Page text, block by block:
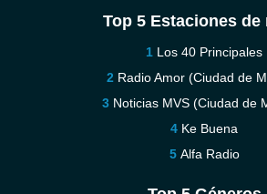
Top 5 Estaciones de
Los 40 Principales
Radio Amor (Ciudad de
Noticias MVS (Ciudad de
Ke Buena
Alfa Radio